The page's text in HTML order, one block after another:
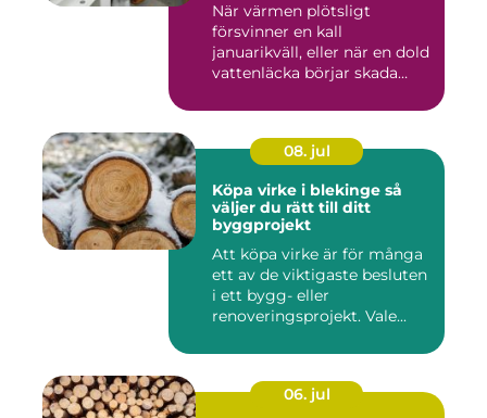
När värmen plötsligt
försvinner en kall
januarikväll, eller när en dold
vattenläcka börjar skada
08. jul
Köpa virke i blekinge så
väljer du rätt till ditt
byggprojekt
Att köpa virke är för många
ett av de viktigaste besluten
i ett bygg- eller
renoveringsprojekt. Vale...
06. jul